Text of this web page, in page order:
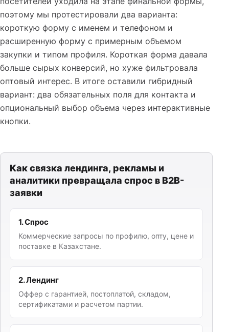
поэтому мы протестировали два варианта:
короткую форму с именем и телефоном и
расширенную форму с примерным объемом
закупки и типом профиля. Короткая форма давала
больше сырых конверсий, но хуже фильтровала
оптовый интерес. В итоге оставили гибридный
вариант: два обязательных поля для контакта и
опциональный выбор объема через интерактивные
кнопки.
Как связка лендинга, рекламы и
аналитики превращала спрос в B2B-
заявки
1. Спрос
Коммерческие запросы по профилю, опту, цене и
поставке в Казахстане.
2. Лендинг
Оффер с гарантией, постоплатой, складом,
сертификатами и расчетом партии.